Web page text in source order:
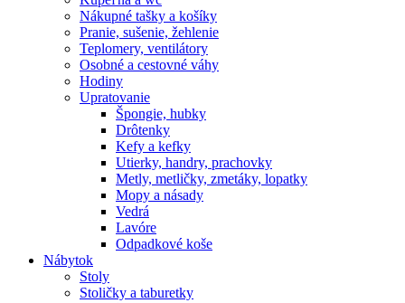
Nákupné tašky a košíky
Pranie, sušenie, žehlenie
Teplomery, ventilátory
Osobné a cestovné váhy
Hodiny
Upratovanie
Špongie, hubky
Drôtenky
Kefy a kefky
Utierky, handry, prachovky
Metly, metličky, zmetáky, lopatky
Mopy a násady
Vedrá
Lavóre
Odpadkové koše
Nábytok
Stoly
Stoličky a taburetky